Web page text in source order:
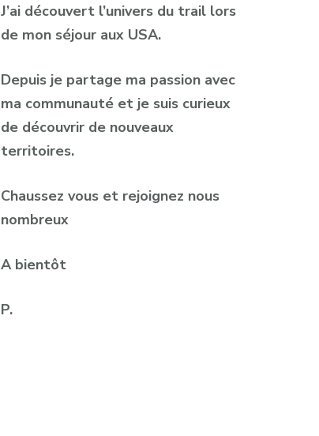
J’ai découvert l’univers du trail lors
de mon séjour aux USA.
Depuis je partage ma passion avec
ma communauté et je suis curieux
de découvrir de nouveaux
territoires.
Chaussez vous et rejoignez nous
nombreux
A bientôt
P.